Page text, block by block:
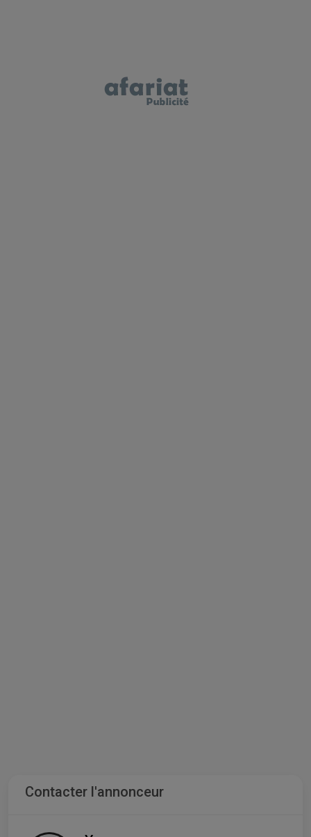
Contacter l'annonceur